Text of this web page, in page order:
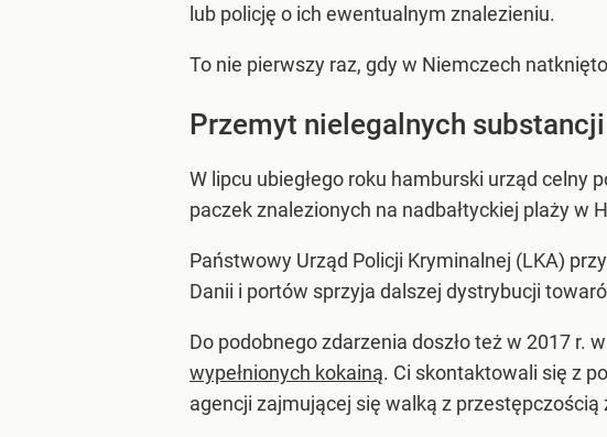
lub policję o ich ewentualnym znalezieniu.
To nie pierwszy raz, gdy w Niemczech
Przemyt nielegalnych substancji
W lipcu ubiegłego roku hamburski urząd celny
paczek znalezionych na nadbałtyckiej plaży w
Państwowy Urząd Policji Kryminalnej (LKA)
Danii i portów sprzyja dalszej dystrybucji
Do podobnego zdarzenia doszło też w 2017 r.
wypełnionych kokainą. Ci skontaktowali się z
agencji zajmującej się walką z